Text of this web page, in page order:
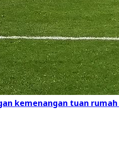
kemenangan tuan